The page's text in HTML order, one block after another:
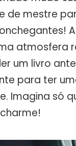
de mestre
atmosfera
um livro
para ter
Imagina só